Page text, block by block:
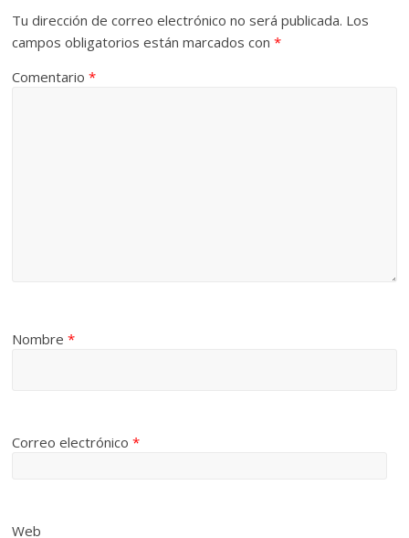
Tu dirección de correo electrónico no será publicada. Los
campos obligatorios están marcados con*
Comentario*
Nombre*
Correo electrónico*
Web